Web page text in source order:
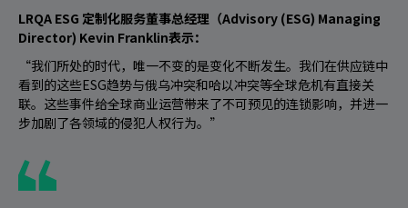
LRQA ESG 定制化服务董事总经理（Advisory (ESG) Managing
Director) Kevin Franklin表示：
“我们所处的时代，唯一不变的是变化不断发生。我们在供应链中
看到的这些ESG趋势与俄乌冲突和哈以冲突等全球危机有直接关
联。这些事件给全球商业运营带来了不可预见的连锁影响，并进一
步加剧了各领域的侵犯人权行为。”